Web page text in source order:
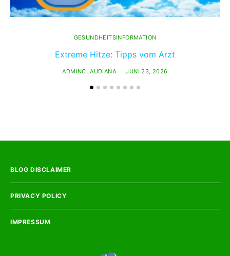
GESUNDHEITSINFORMATION
Extreme Hitze: Tipps vom Arzt
ADMINCLAUDIANA JUNI 23, 2026
BLOG DISCLAIMER
PRIVACY POLICY
IMPRESSUM